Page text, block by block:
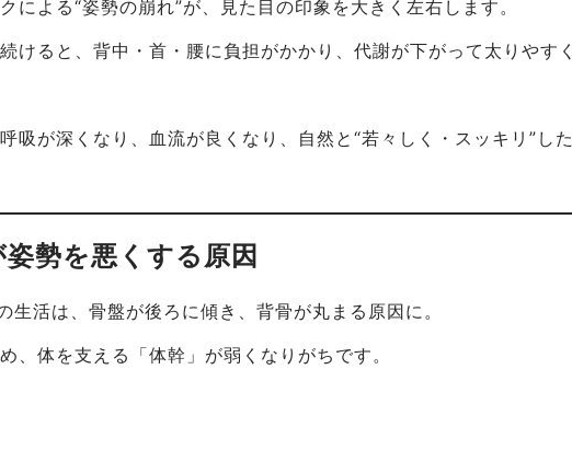
による“姿勢の崩れ”が、見た目の印象を大きく左右します。
けると、背中・首・腰に負担がかかり、代謝が下がって太りやすく
吸が深くなり、血流が良くなり、自然と“若々しく・スッキリ”した
勢を悪くする原因
生活は、骨盤が後ろに傾き、背骨が丸まる原因に。
、体を支える「体幹」が弱くなりがちです。